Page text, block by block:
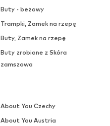
Buty - beżowy
Trampki, Zamek na rzepę
Buty, Zamek na rzepę
Buty zrobione z Skóra
zamszowa
About You Czechy
About You Austria